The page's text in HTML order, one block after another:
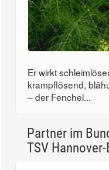
Er wirkt
krampflösend,
– der Fenchel...
Partner im
TSV